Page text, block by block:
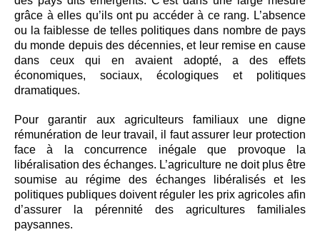
grâce à elles qu’ils ont pu accéder à ce rang. L’absence
ou la faiblesse de telles politiques dans nombre de pays
du monde depuis des décennies, et leur remise en cause
dans ceux qui en avaient adopté, a des effets
économiques, sociaux, écologiques et politiques
dramatiques.
Pour garantir aux agriculteurs familiaux une digne
rémunération de leur travail, il faut assurer leur protection
face à la concurrence inégale que provoque la
libéralisation des échanges. L’agriculture ne doit plus être
soumise au régime des échanges libéralisés et les
politiques publiques doivent réguler les prix agricoles afin
d’assurer la pérennité des agricultures familiales
paysannes.